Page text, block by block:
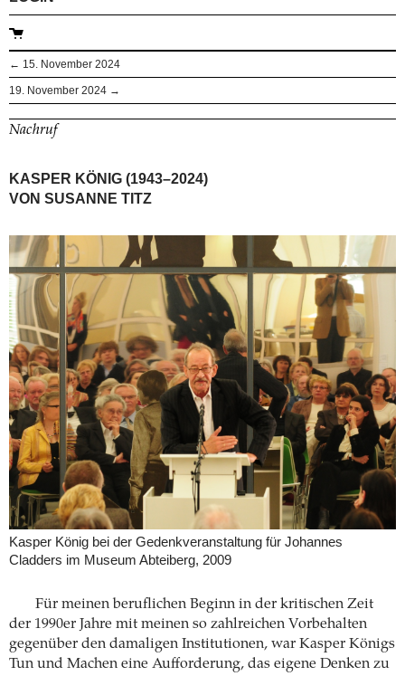
← 15. November 2024
19. November 2024 →
Nachruf
KASPER KÖNIG (1943–2024)
VON SUSANNE TITZ
Kasper König bei der Gedenkveranstaltung für Johannes
Cladders im Museum Abteiberg, 2009
Für meinen beruflichen Beginn in der kritischen Zeit
der 1990er Jahre mit meinen so zahlreichen Vorbehalten
gegenüber den damaligen Institutionen, war Kasper Königs
Tun und Machen eine Aufforderung, das eigene Denken zu